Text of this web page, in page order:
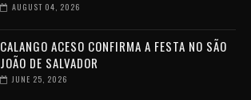
AUGUST 04, 2026
CALANGO ACESO CONFIRMA A FESTA NO SÃO
JOÃO DE SALVADOR
JUNE 25, 2026